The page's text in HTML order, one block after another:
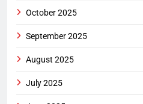
October 2025
September 2025
August 2025
July 2025